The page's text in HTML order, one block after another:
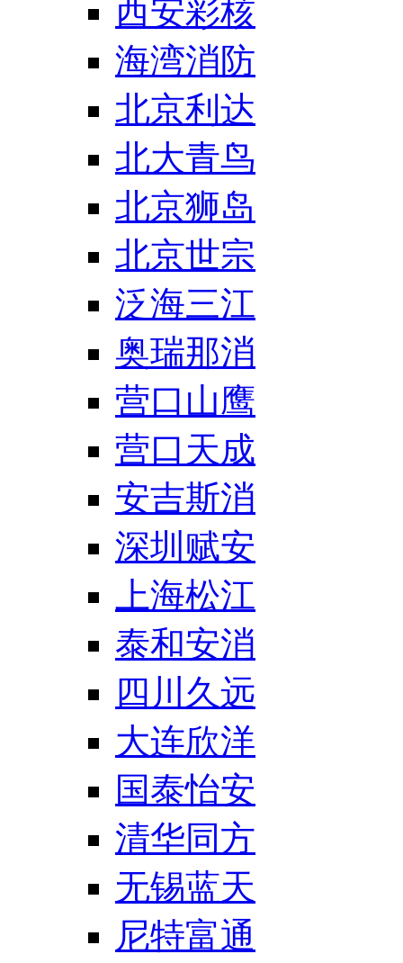
西安彩核
海湾消防
北京利达
北大青鸟
北京狮岛
北京世宗
泛海三江
奥瑞那消
营口山鹰
营口天成
安吉斯消
深圳赋安
上海松江
泰和安消
四川久远
大连欣洋
国泰怡安
清华同方
无锡蓝天
尼特富通